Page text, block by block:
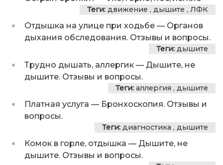
Теги: движение , дышите , ЛФК
Отдышка на улице при ходьбе — Органов
дыхания обследования. Отзывы и вопросы.
Теги: дышите
Трудно дышать, аллергик — Дышите, не
дышите. Отзывы и вопросы.
Теги: аллергия , дышите
Платная услуга — Бронхоскопия. Отзывы и
вопросы.
Теги: диагностика , дышите
Комок в горле, отдышка — Дышите, не
дышите. Отзывы и вопросы.